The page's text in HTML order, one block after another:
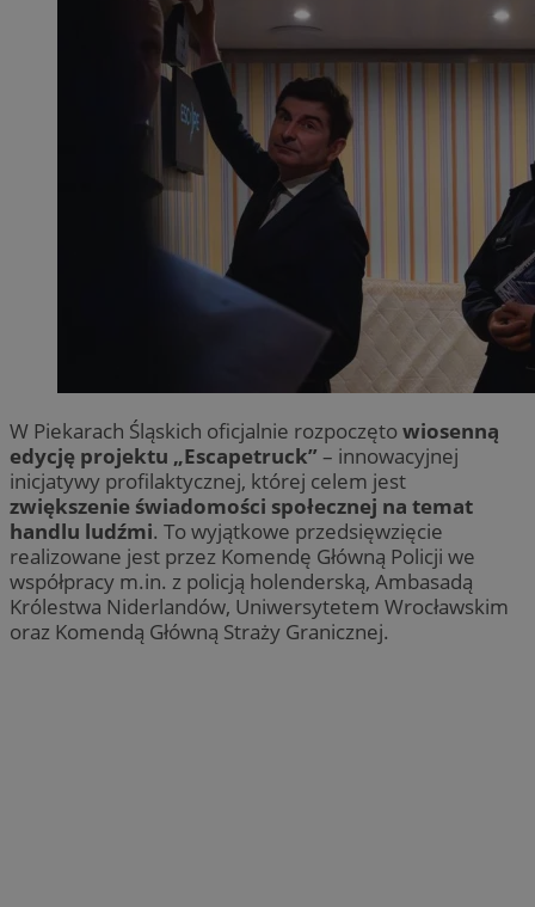
W Piekarach Śląskich oficjalnie rozpoczętowiosenną
edycję projektu „Escapetruck” – innowacyjnej
inicjatywy profilaktycznej, której celem jest
zwiększenie świadomości społecznej na temat
handlu ludźmi. To wyjątkowe przedsięwzięcie
realizowane jest przez Komendę Główną Policji we
współpracy m.in. z policją holenderską, Ambasadą
Królestwa Niderlandów, Uniwersytetem Wrocławskim
oraz Komendą Główną Straży Granicznej.